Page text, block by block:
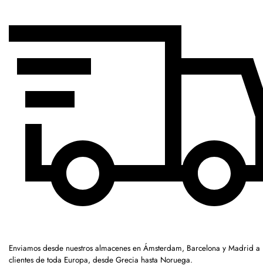
Enviamos desde nuestros almacenes en Ámsterdam, Barcelona y Madrid a
clientes de toda Europa, desde Grecia hasta Noruega.